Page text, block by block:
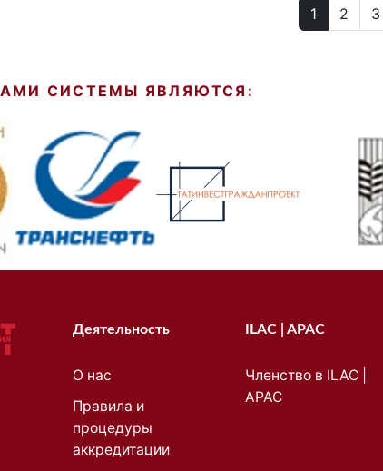
1 2 3
СИСТЕМЫ ЯВЛЯЮТСЯ:
Деятельность
О нас
Правила и
процедуры
аккредитации
ILAC | APAC
Членство в ILAC |
APAC